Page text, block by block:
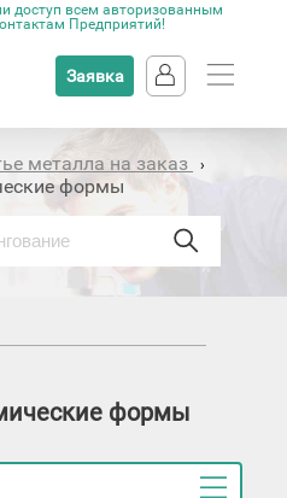
доступ всем авторизованным
Предприятий!
Заявка
металла на заказ ›
формы
формы